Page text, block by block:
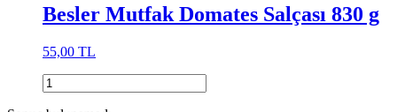
Besler Mutfak Domates Salçası 830 g
55,00 TL